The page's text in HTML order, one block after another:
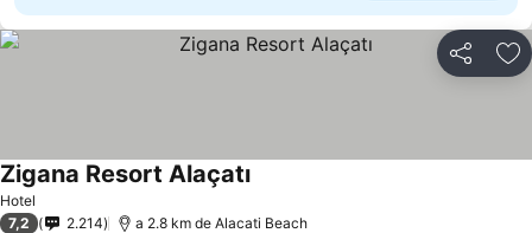
Partilhar
Hotel
Zigana Resort AlaçatıVer preços
7,2 2.214 a 2.8 km de Alacati Beach